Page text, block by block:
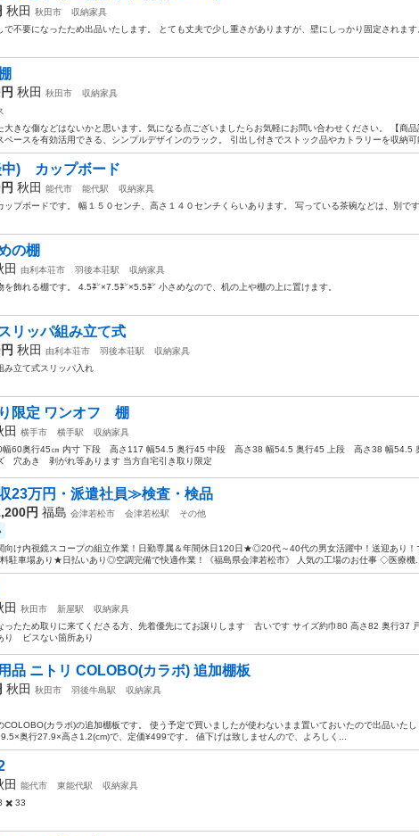
秋田 秋田市
収納家具
で不要になったため出品いたします。 とても丈夫で少し重さがありますが、壁にしっかり固定されます
秋田 秋田市
収納家具
大きな傷などはないかと思います。気になる点ございましたらお気軽にお問い合わせください。 【商
ペースを有効活用できる、シンプルデザインのラック。 引出し付きでストック品やカトラリーを収納可
中) カップボード
秋田 能代市 能代駅
収納家具
ップボードです。 幅１５０センチ、高さ１４０センチくらいあります。 写っている茶碗などは、別です
の棚
田 由利本荘市 羽後本荘駅
収納家具
を飾れる棚です。 4.5㌢×7.5㌢×5.5㌢ 小さめなので、机の上や棚の上に置けます。
リッパ組み立て式
秋田 由利本荘市 羽後本荘駅
収納家具
み立て式スリッパ入れ
限定 ワンオフ 棚
田 横手市 横手駅
収納家具
幅60奥行45㎝ 内寸 下段 高さ117 幅54.5 奥行45 中段 高さ38 幅54.5 奥行45 上段 高さ38 幅54.5
穴あき 剥がれ等あります 当方自宅引き取り限定
23万円・派遣社員≫検査・検品
円 福島 会津若松市 会津若松駅 その他
向け内視鏡スコープの組立作業！日勤専属＆年間休日120日★◎20代～40代の男女活躍中！送迎あり！
駐車場あり★日払いあり◎空調完備で快適作業！《福島県会津若松市》 人気の工場のお仕事 ◇医療機...
田 秋田市 新屋駅
収納家具
ったため取りに来てくださる方、先着優先にてお譲りします 古いです サイズ約巾80 高さ82 奥行37
り ビスない箇所あり
品 ニトリ COLOBO(カラボ) 追加棚板
秋田 秋田市 羽後牛島駅
収納家具
COLOBO(カラボ)の追加棚板です。 使う予定で買いましたが使わないまま置いておいたので出品いたし
奥行27.9×高さ1.2(cm)で、定価¥499です。 値下げは致しませんので、よろしく...
田 能代市 東能代駅
収納家具
✖️ 33